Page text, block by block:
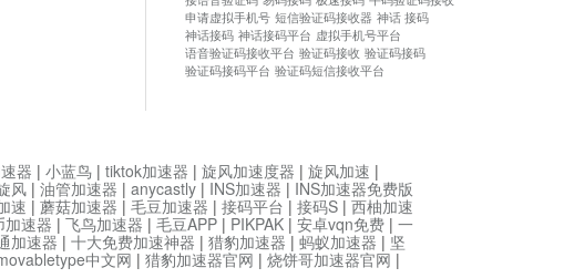
申请虚拟手机号 短信验证码接收器 神话 接码
神话接码 神话接码平台 虚拟手机号平台
语音验证码接收平台 验证码接收 验证码接码
验证码接码平台 验证码短信接收平台
器 | 小蓝鸟 | tiktok加速器 | 旋风加速度器 | 旋风加速 |
风 | 油管加速器 | anycastly | INS加速器 | INS加速器免费版
速 | 蘑菇加速器 | 毛豆加速器 | 接码平台 | 接码S | 西柚加速
加速器 | 飞鸟加速器 | 毛豆APP | PIKPAK | 安卓vqn免费 | 一
加速器 | 十大免费加速神器 | 猎豹加速器 | 蚂蚁加速器 | 坚
中文网 | 猎豹加速器官网 | 烧饼哥加速器官网 |